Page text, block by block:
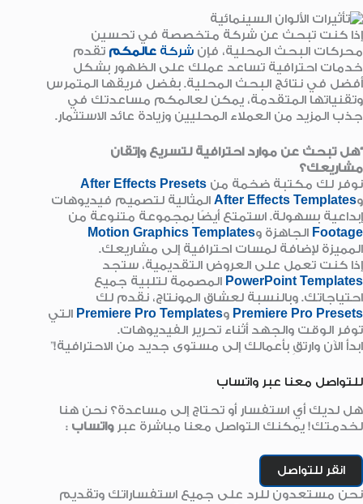
إذا كنت تبحث عن شركة متخصصة في تحسين
محركات البحث المحلية، فإن شركة عالمكم تقدم
خدمات احترافية تساعد عملك على الظهور بشكل
أفضل في نتائج البحث المحلية. بفضل فريقها المتمرس
وتقنياتها المتقدمة، يمكن لعالمكم مساعدتك في
جذب المزيد من العملاء المحليين وزيادة عائد الاستثمار.
“هل تبحث عن موارد احترافية لتسريع وإتقان
مشاريعك؟
نوفر لك مكتبة ضخمة من After Effects Presets
وAfter Effects Templates المثالية لتصميم فيديوهات
إبداعية بسهولة. استمتع أيضًا بمجموعة متنوعة من
Footage الجاهزة وMotion Graphics Templates
المميزة لإضافة لمسات احترافية إلى مشاريعك.
إذا كنت تعمل على العروض التقديمية، ستجد
PowerPoint Templates المصممة لتلبية جميع
احتياجاتك. وبالنسبة لعشاق المونتاج، نقدم لك
Premiere Pro Presets وPremiere Pro Templates التي
توفر الوقت والجهد أثناء تحرير الفيديوهات.
ابدأ الآن وارتقِ بأعمالك إلى مستوى جديد من الاحترافية!”
للتواصل معنا عبر واتساب
هل لديك أي استفسار أو تحتاج إلى مساعدة؟ نحن هنا
لخدمتك! يمكنك التواصل معنا مباشرة عبرواتساب :
انقر للتواصل
نحن مستعدون للرد على جميع استفساراتك وتقديم